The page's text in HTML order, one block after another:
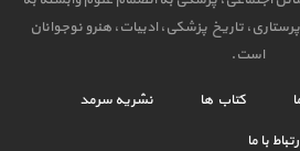
تاریخ پزشکی، ادبیات، هنرو نوجوانان
است.
کتاب ها
نشریه سرمد
با ما